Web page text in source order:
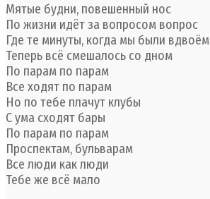
Мятые будни, повешенный нос
По жизни идёт за вопросом вопрос
Где те минуты, когда мы были вдвоём
Теперь всё смешалось со дном
По парам по парам
Все ходят по парам
Но по тебе плачут клубы
С ума сходят бары
По парам по парам
Проспектам, бульварам
Все люди как люди
Тебе же всё мало